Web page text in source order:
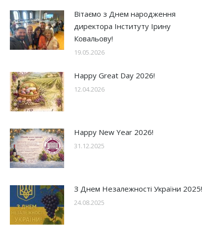
Вітаємо з Днем народження
директора Інституту Ірину
Ковальову!
19.05.2026
Happy Great Day 2026!
12.04.2026
Happy New Year 2026!
31.12.2025
З Днем Незалежності України 2025!
24.08.2025